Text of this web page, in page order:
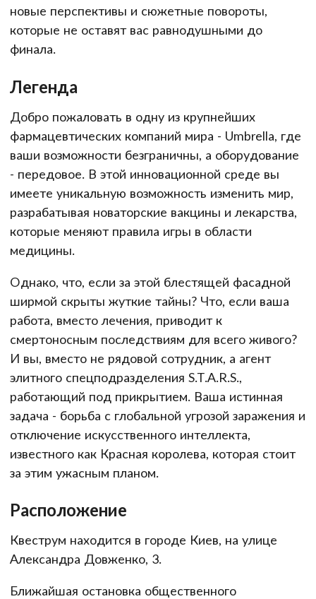
новые перспективы и сюжетные повороты,
которые не оставят вас равнодушными до
финала.
Легенда
Добро пожаловать в одну из крупнейших
фармацевтических компаний мира - Umbrella, где
ваши возможности безграничны, а оборудование
- передовое. В этой инновационной среде вы
имеете уникальную возможность изменить мир,
разрабатывая новаторские вакцины и лекарства,
которые меняют правила игры в области
медицины.
Однако, что, если за этой блестящей фасадной
ширмой скрыты жуткие тайны? Что, если ваша
работа, вместо лечения, приводит к
смертоносным последствиям для всего живого?
И вы, вместо не рядовой сотрудник, а агент
элитного спецподразделения S.T.A.R.S.,
работающий под прикрытием. Ваша истинная
задача - борьба с глобальной угрозой заражения и
отключение искусственного интеллекта,
известного как Красная королева, которая стоит
за этим ужасным планом.
Расположение
Квеструм находится в городе Киев, на улице
Александра Довженко, 3.
Ближайшая остановка общественного